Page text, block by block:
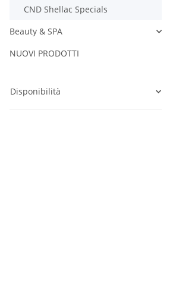
CND Shellac Specials
Beauty & SPA
NUOVI PRODOTTI
Disponibilità